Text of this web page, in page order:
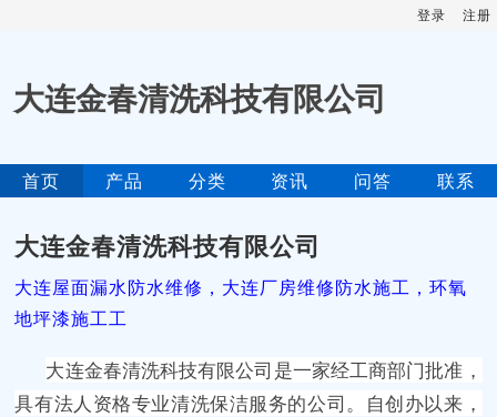
登录 注册
大连金春清洗科技有限公司
首页 产品 分类 资讯 问答 联系
大连金春清洗科技有限公司
大连屋面漏水防水维修，大连厂房维修防水施工，环氧
地坪漆施工工
大连金春清洗科技有限公司 是一家经工商部门批准，
具有法人资格专业清洗保洁服务的公司。自创办以来，